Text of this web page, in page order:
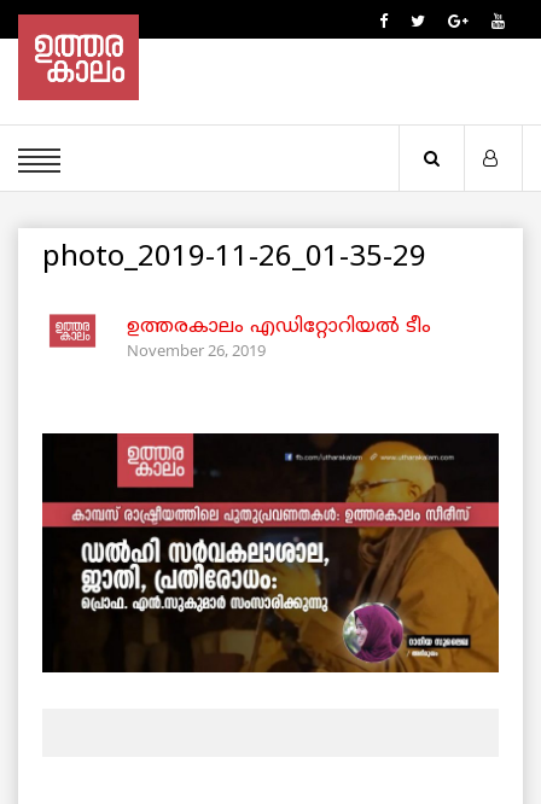
photo_2019-11-26_01-35-29
ഉത്തരകാലം എഡിറ്റോറിയല്‍ ടീം
November 26, 2019